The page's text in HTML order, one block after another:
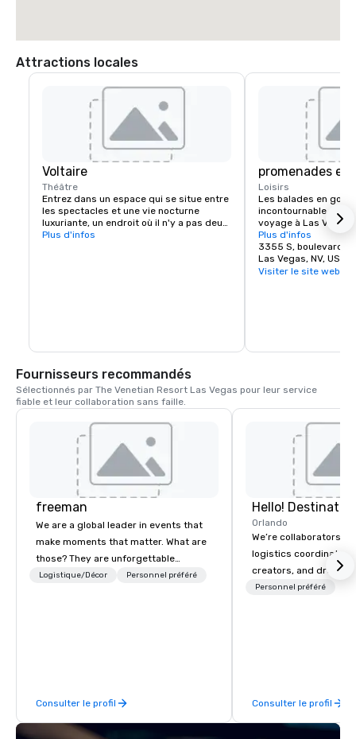
Attractions locales
Voltaire
Théâtre
Entrez dans un espace qui se situe entre
les spectacles et une vie nocturne
luxuriante, un endroit où il n'y a pas deux
soirées identiques. Avant le spectacle,
Plus d'infos
promenades en
Loisirs
Les balades en
incontournable de
voyage à Las Vegas
sans une visite en
les ponts, à côté
balcons, tout en
Il y a une balade en
Las Vegas, un
direct depuis votre
Plus d'infos
3355 S, boulevard
Las Vegas, NV, US
Visiter le site web
Fournisseurs recommandés
Sélectionnés par The Venetian Resort Las Vegas pour leur service
fiable et leur collaboration sans faille.
freeman
We are a global leader in events that
make moments that matter. What are
those? They are unforgettable
experiences that create meaningful
Logistique/Décor Personnel préféré
Consulter le profil
Orlando
We’re collaborators,
logistics
creators, and
we love with a
confidence and
result is a
Personnel préféré
Consulter le profil